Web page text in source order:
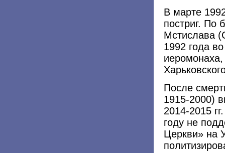
В марте
постриг. По
Мстислава
1992 года
После
1915-2000)
2014-2015
году не
Церкви» на